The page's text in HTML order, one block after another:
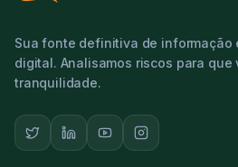
Sua fonte definitiva de informação
digital. Analisamos riscos para que
tranquilidade.